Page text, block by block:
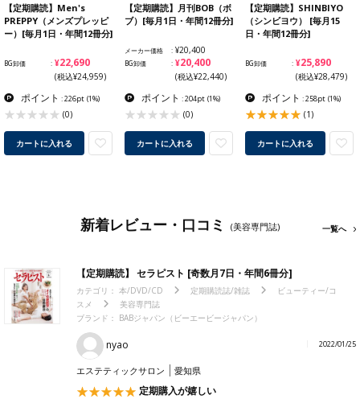
【定期購読】Men's
PREPPY（メンズプレッピ
ー）[毎月1日・年間12冊分]
BG卸価 ¥22,690
(税込¥24,959)
ポイント : 226pt (1%)
(0)
カートに入れる
【定期購読】月刊BOB（ボ
ブ）[毎月1日・年間12冊分]
メーカー価格 ¥20,400
BG卸価 ¥20,400
(税込¥22,440)
ポイント : 204pt (1%)
(0)
カートに入れる
【定期購読】SHINBIYO
（シンビヨウ） [毎月15
日・年間12冊分]
BG卸価 ¥25,890
(税込¥28,479)
ポイント : 258pt (1%)
(1)
カートに入れる
新着レビュー・口コミ (美容専門誌) 一覧へ
【定期購読】 セラピスト [奇数月7日・年間6冊分]
カテゴリ： 本/DVD/CD 定期購読誌/雑誌
ビューティー/コ
スメ
美容専門誌
ブランド： BABジャパン（ビーエービージャパン）
nyao 2022/01/25
エステティックサロン 愛知県
定期購入が嬉しい